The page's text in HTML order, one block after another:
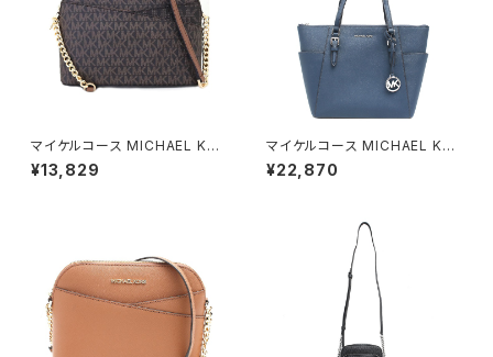
マイケルコース MICHAEL KO
RS ショルダーバッグ 35F1GTV
C6B-BROWN レディース アウ
¥13,829
マイケルコース MICHAEL KO
RS トートバッグ 35F0SCFT3L
-NAVY レディース アウトレット
¥22,870